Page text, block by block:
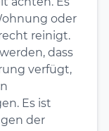
oder
reinigt.
dass
verfügt,
Es ist
der